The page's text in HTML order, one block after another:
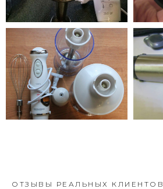
ОТЗЫВЫ РЕАЛЬНЫХ КЛИЕНТОВ